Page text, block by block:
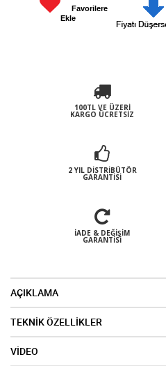
Favorilere
Ekle
100TL VE ÜZERI
KARGO ÜCRETSIZ
2 YIL DISTRIBÜTÖR
GARANTISI
İADE & DEĞIŞIM
GARANTISI
AÇIKLAMA
TEKNİK ÖZELLİKLER
VİDEO